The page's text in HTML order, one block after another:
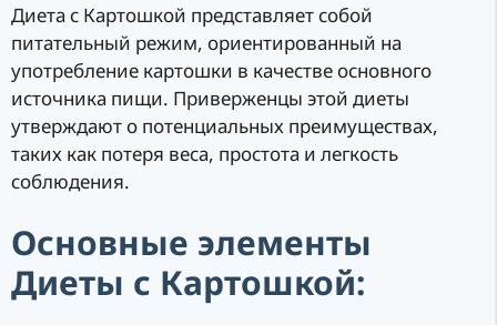
Диета с Картошкой представляет собой
питательный режим, ориентированный на
употребление картошки в качестве основного
источника пищи. Приверженцы этой диеты
утверждают о потенциальных преимуществах,
таких как потеря веса, простота и легкость
соблюдения.
Основные элементы
Диеты с Картошкой: